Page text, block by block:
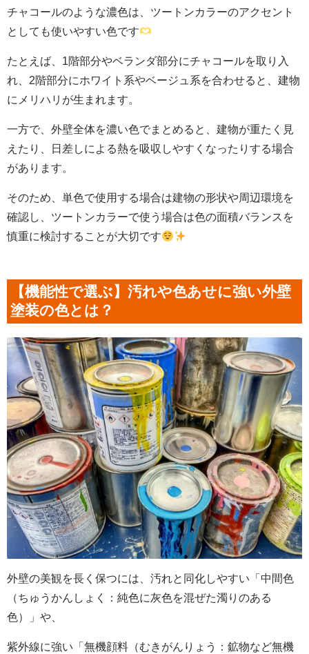
チャコールのような濃色は、ツートンカラーのアクセント
としても使いやすい色です
たとえば、1階部分やベランダ部分にチャコールを取り入
れ、2階部分にホワイト系やベージュ系を合わせると、建物
にメリハリが生まれます。
一方で、外壁全体を濃い色でまとめると、建物が重たく見
えたり、日差しによる熱を吸収しやすくなったりする場合
があります。
そのため、単色で使用する場合は建物の形状や周辺環境を
確認し、ツートンカラーで使う場合は色の面積バランスを
慎重に検討することが大切です
【機能性で選ぶ】汚れや色あせに強い外壁
塗装の色とは？
外壁の美観を長く保つには、汚れと同化しやすい「中間色
（ちゅうかんしょく：純色に灰色を混ぜた濁りのある
色）」や、
紫外線に強い「無機顔料（むきがんりょう：鉱物など無機